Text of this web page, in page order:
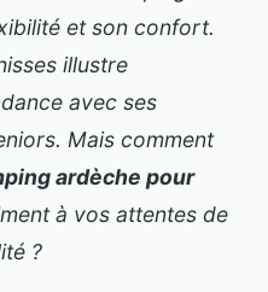
et son confort.
illustre
avec ses
Mais comment
ardèche pour
à vos attentes de
?